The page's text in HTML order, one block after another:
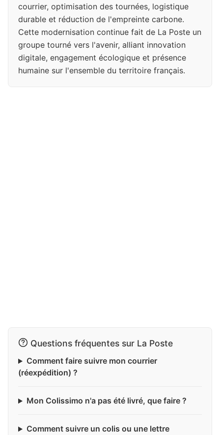
courrier, optimisation des tournées, logistique
durable et réduction de l'empreinte carbone.
Cette modernisation continue fait de La Poste un
groupe tourné vers l'avenir, alliant innovation
digitale, engagement écologique et présence
humaine sur l'ensemble du territoire français.
Questions fréquentes sur La Poste
Comment faire suivre mon courrier
(réexpédition) ?
Mon Colissimo n'a pas été livré, que faire ?
Comment suivre un colis ou une lettre